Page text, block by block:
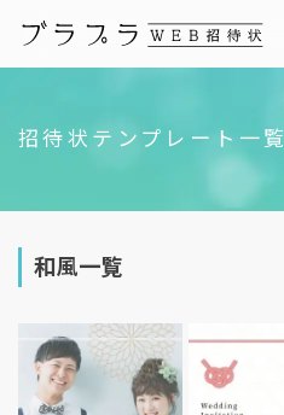
招待状テンプレート一覧
和風一覧